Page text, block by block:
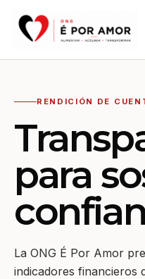
RENDICIÓN DE
para
La ONG É Por Amor
indicadores financieros